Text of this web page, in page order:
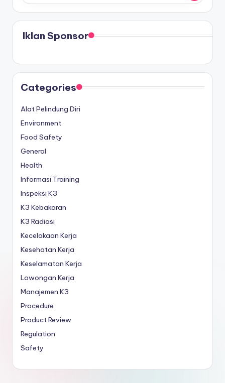
Iklan Sponsor
Categories
Alat Pelindung Diri
Environment
Food Safety
General
Health
Informasi Training
Inspeksi K3
K3 Kebakaran
K3 Radiasi
Kecelakaan Kerja
Kesehatan Kerja
Keselamatan Kerja
Lowongan Kerja
Manajemen K3
Procedure
Product Review
Regulation
Safety